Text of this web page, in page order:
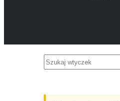
Szukaj